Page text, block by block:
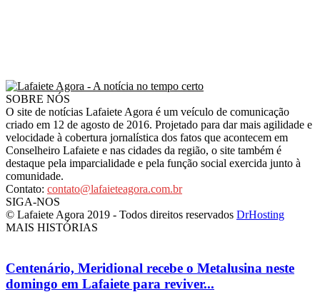
SOBRE NÓS
O site de notícias Lafaiete Agora é um veículo de comunicação
criado em 12 de agosto de 2016. Projetado para dar mais agilidade e
velocidade à cobertura jornalística dos fatos que acontecem em
Conselheiro Lafaiete e nas cidades da região, o site também é
destaque pela imparcialidade e pela função social exercida junto à
comunidade.
Contato: contato@lafaieteagora.com.br
SIGA-NOS
© Lafaiete Agora 2019 - Todos direitos reservados DrHosting
MAIS HISTÓRIAS
Centenário, Meridional recebe o Metalusina neste
domingo em Lafaiete para reviver...